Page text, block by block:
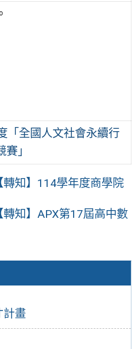
計畫
「全國人文社會永續行
」
轉知】114學年度商學院
轉知】APX第17屆高中數